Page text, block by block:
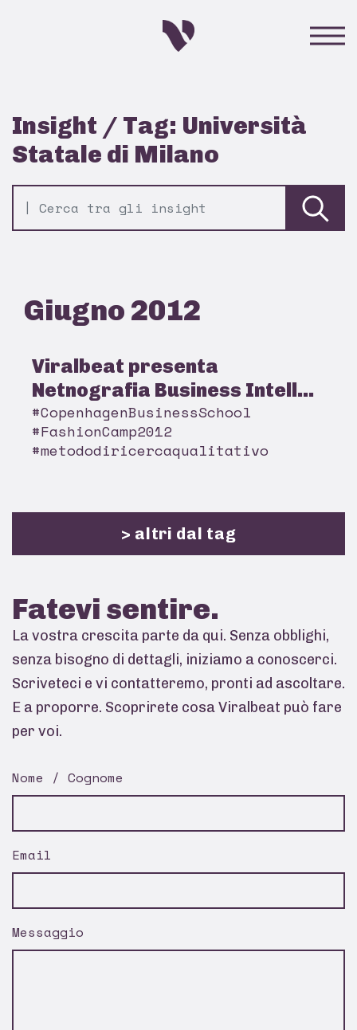
Insight / Tag: Università
Statale di Milano
Giugno 2012
Viralbeat presenta
Netnografia Business Intell...
#CopenhagenBusinessSchool
#FashionCamp2012
#metododiricercaqualitativo
> altri dal tag
Fatevi sentire.
La vostra crescita parte da qui. Senza obblighi,
senza bisogno di dettagli, iniziamo a conoscerci.
Scriveteci e vi contatteremo, pronti ad ascoltare.
E a proporre. Scoprirete cosa Viralbeat può fare
per voi.
Nome / Cognome
Email
Messaggio